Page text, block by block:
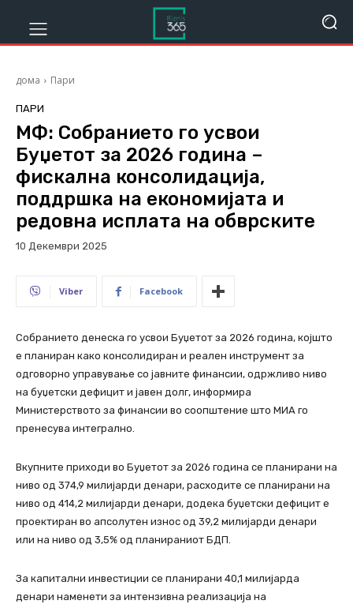
дома Пари
ПАРИ
МФ: Собранието го усвои
Буџетот за 2026 година –
фискална консолидација,
поддршка на економијата и
редовна исплата на обврските
10 Декември 2025
Viber Facebook
Собранието денеска го усвои Буџетот за 2026 година, којшто
е планиран како консолидиран и реален инструмент за
одговорно управување со јавните финансии, одржливо ниво
на буџетски дефицит и јавен долг, информира
Министерството за финансии во соопштение што МИА го
пренесува интегрално.
Вкупните приходи во Буџетот за 2026 година се планирани на
ниво од 374,9 милијарди денари, расходите се планирани на
ниво од 414,2 милијарди денари, додека буџетски дефицит е
проектиран во апсолутен износ од 39,2 милијарди денари
или на ниво од 3,5% од планираниот БДП.
За капитални инвестиции се планирани 40,1 милијарда
денари наменети за интензивна реализација на